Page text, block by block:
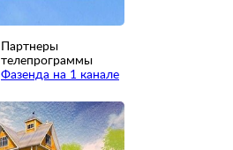
Партнеры
телепрограммы
Фазенда на 1 канале